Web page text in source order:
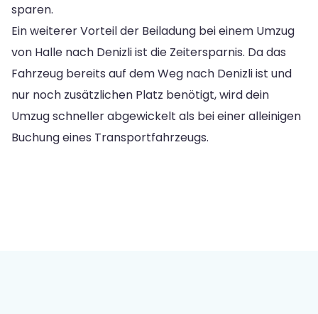
sparen.
Ein weiterer Vorteil der Beiladung bei einem Umzug
von Halle nach Denizli ist die Zeitersparnis. Da das
Fahrzeug bereits auf dem Weg nach Denizli ist und
nur noch zusätzlichen Platz benötigt, wird dein
Umzug schneller abgewickelt als bei einer alleinigen
Buchung eines Transportfahrzeugs.